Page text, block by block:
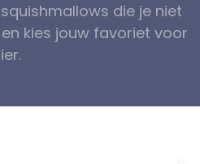
die je niet
kies jouw favoriet voor